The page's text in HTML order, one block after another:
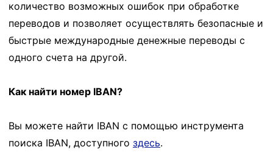
количество возможных ошибок при обработке
переводов и позволяет осуществлять безопасные и
быстрые международные денежные переводы с
одного счета на другой.
Как найти номер IBAN?
Вы можете найти IBAN с помощью инструмента
поиска IBAN, доступного здесь.